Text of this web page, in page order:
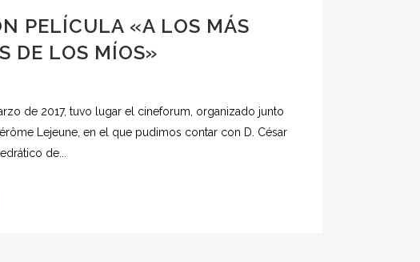
PELÍCULA «A LOS MÁS
DE LOS MÍOS»
de 2017, tuvo lugar el cineforum, organizado junto
Lejeune, en el que pudimos contar con D. César
de...